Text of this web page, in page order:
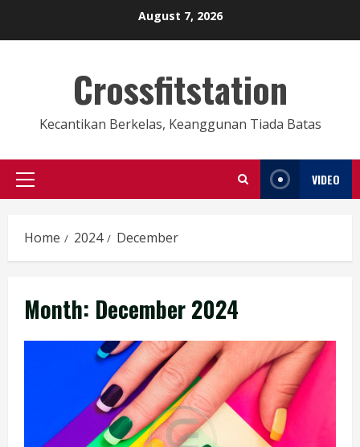
August 7, 2026
Crossfitstation
Kecantikan Berkelas, Keanggunan Tiada Batas
Primary
VIDEO
Home 2024 December
Month: December 2024